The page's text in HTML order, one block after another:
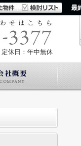
最
定休日：年中無休